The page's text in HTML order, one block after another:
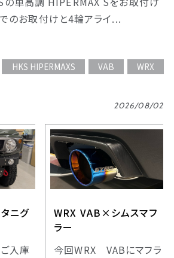
2026/08/02
のお取付けと4輪アライ...
HKS HIPERMAXS VAB WRX
ニグ
入庫
WRX VAB×シムスマフ
ラー
今回WRX VABにマフラ